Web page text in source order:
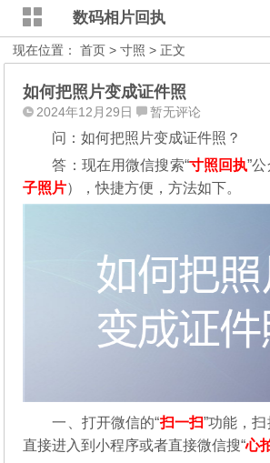
数码相片回执
现在位置：首页 >寸照 > 正文
如何把照片变成证件照
2024年12月29日 暂无评论
问：如何把照片变成证件照？
答：现在用微信搜索“寸照回执”
子照片），快捷方便，方法如下。
一、打开微信的“扫一扫”功能，
直接进入到小程序或者直接微信搜“心